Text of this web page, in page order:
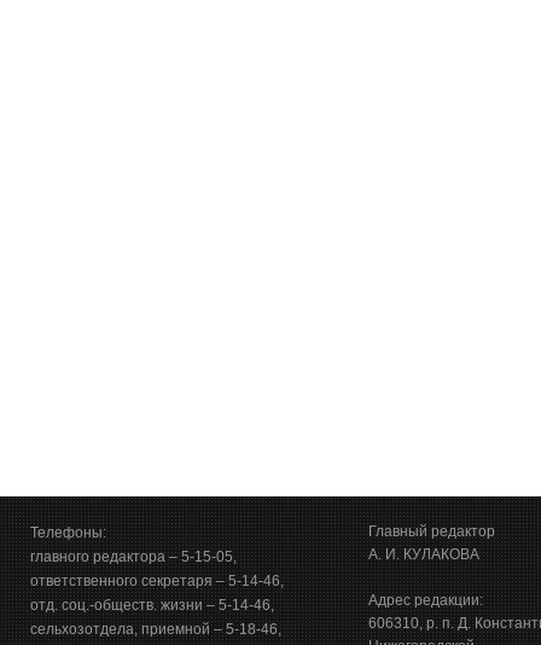
Телефоны:
главного редактора – 5-15-05,
ответственного секретаря – 5-14-46,
отд. соц.-обществ. жизни – 5-14-46,
сельхозотдела, приемной – 5-18-46,
Главный редактор
А. И. КУЛАКОВА
Адрес редакции:
606310, р. п. Д.